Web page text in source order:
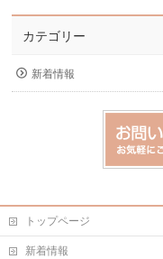
カテゴリー
新着情報
トップページ
新着情報